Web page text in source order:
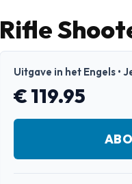
Rifle
Uitgave in het Engels •
€ 119.95